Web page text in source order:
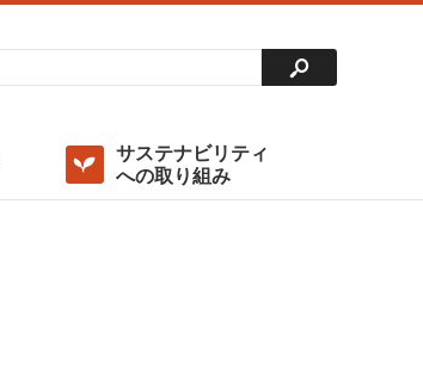
サステナビリティ
への取り組み